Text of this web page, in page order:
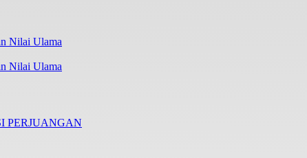
Nilai Ulama
PERJUANGAN